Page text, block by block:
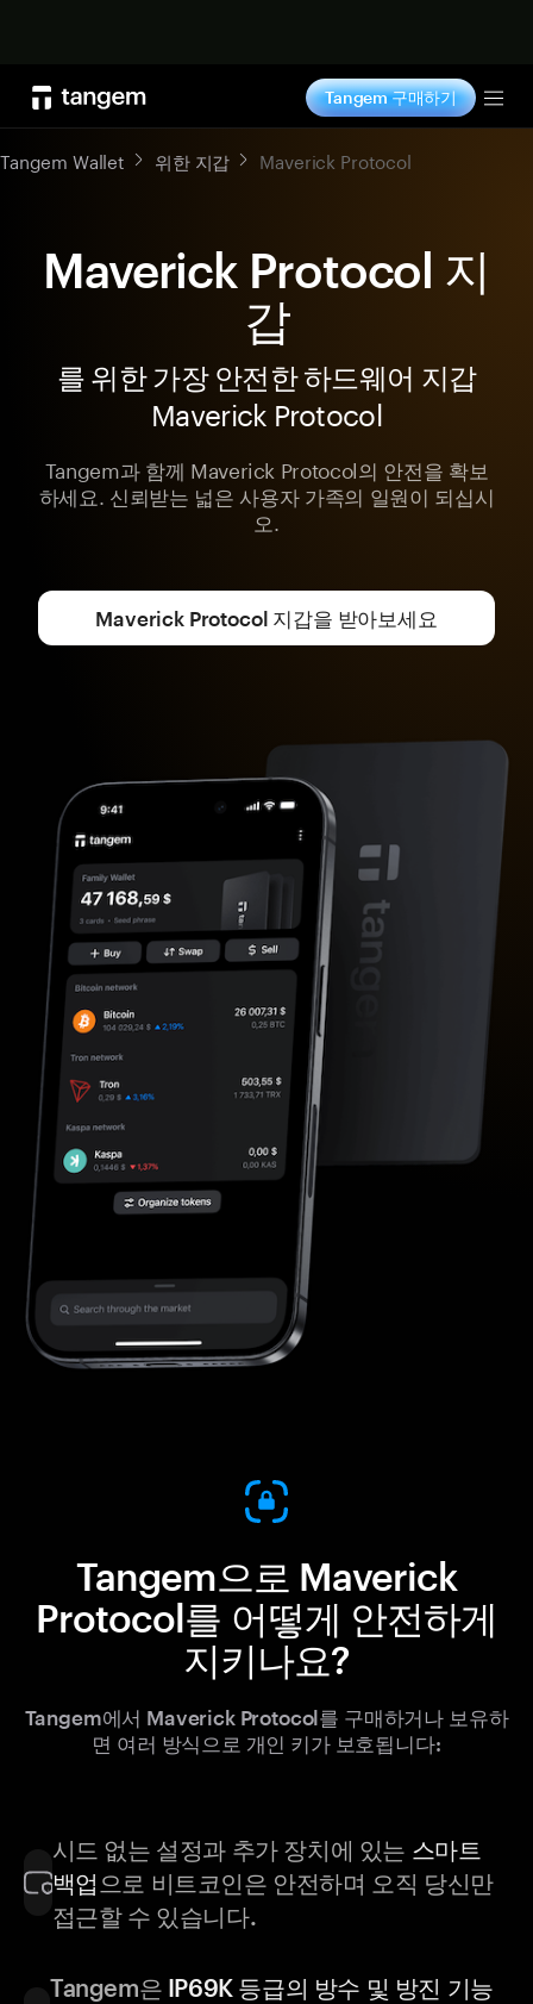
Tangem 구매하기
Tangem Wallet 위한 지갑 Maverick Protocol
Maverick Protocol 지
갑
를 위한 가장 안전한 하드웨어 지갑
Maverick Protocol
Tangem과 함께 Maverick Protocol의 안전을 확보
하세요. 신뢰받는 넓은 사용자 가족의 일원이 되십시
오.
Maverick Protocol 지갑을 받아보세요
Tangem으로 Maverick
Protocol를 어떻게 안전하게
지키나요?
Tangem에서 Maverick Protocol를 구매하거나 보유하
면 여러 방식으로 개인 키가 보호됩니다:
시드 없는 설정과 추가 장치에 있는 스마트
백업 으로 비트코인은 안전하며 오직 당신만
접근할 수 있습니다.
Tangem은 IP69K 등급의 방수 및 방진 기능